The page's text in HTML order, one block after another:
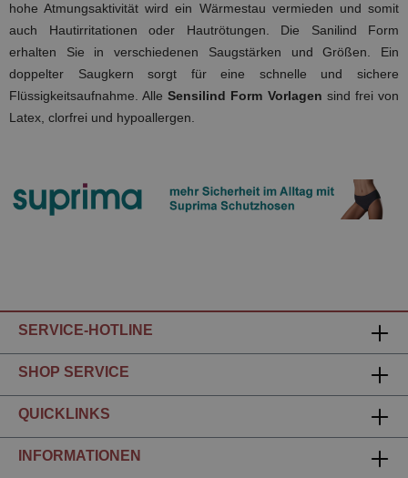
hohe Atmungsaktivität wird ein Wärmestau vermieden und somit
auch Hautirritationen oder Hautrötungen. Die Sanilind Form
erhalten Sie in verschiedenen Saugstärken und Größen. Ein
doppelter Saugkern sorgt für eine schnelle und sichere
Flüssigkeitsaufnahme. AlleSensilind Form Vorlagen sind frei von
Latex, clorfrei und hypoallergen.
SERVICE-HOTLINE
SHOP SERVICE
QUICKLINKS
INFORMATIONEN